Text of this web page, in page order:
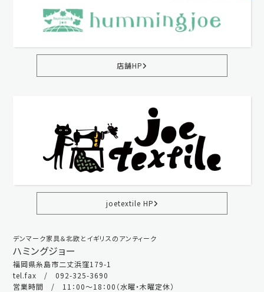
店舗HP
joetextile HP
デンマーク家具＆北欧とイギリスのアンティーク
ハミングジョー
福岡県糸島市二丈浜窪179-1
tel.fax / 092-325-3690
営業時間 / 11：00～18：00（水曜・木曜定休）